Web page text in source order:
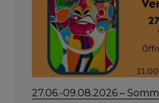
27.06.-09.08.2026 –